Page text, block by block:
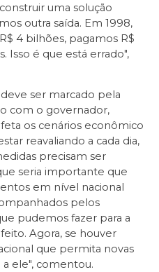
uma solução
outra saída. Em 1998,
4 bilhões, pagamos R$
Isso é que está errado",
ser marcado pela
com o governador,
os cenários econômico
reavaliando a cada dia,
precisam ser
seria importante que
em nível nacional
pelos
pudemos fazer para a
Agora, se houver
que permita novas
a ele", comentou.